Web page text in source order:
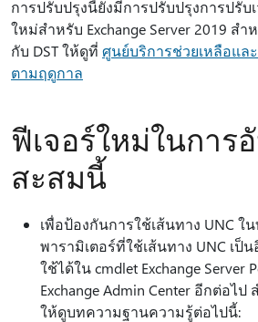
การปรับปรุงนี้ยังมีการปรับปรุงการปรับ
ใหม่สําหรับ Exchange Server 2019 สํา
กับ DST ให้ดูที่ ศูนย์บริการช่วยเหลือแล
ตามฤดูกาล
ฟีเจอร์ใหม่ในการ
สะสมนี้
เพื่อป้องกันการใช้เส้นทาง UNC ใ
พารามิเตอร์ที่ใช้เส้นทาง UNC เป็
ใช้ได้ใน cmdlet Exchange Server
Exchange Admin Center อีกต่อไ
ให้ดูบทความฐานความรู้ต่อไปนี้: